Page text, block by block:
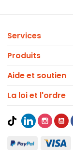
Services
Produits
Aide et soutien
La loi et l'ordre